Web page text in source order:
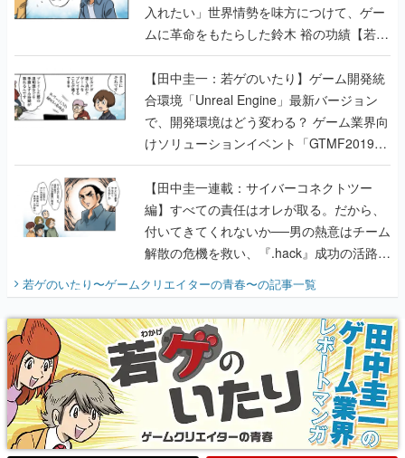
入れたい」世界情勢を味方につけて、ゲー
ムに革命をもたらした鈴木 裕の功績【若ゲ
のいたり】
【田中圭一：若ゲのいたり】ゲーム開発統
合環境「Unreal Engine」最新バージョン
で、開発環境はどう変わる？ ゲーム業界向
けソリューションイベント「GTMF2019」
に行って、より理解を深めよう【PR】
【田中圭一連載：サイバーコネクトツー
編】すべての責任はオレが取る。だから、
付いてきてくれないか──男の熱意はチーム
解散の危機を救い、『.hack』成功の活路を
『少年ジャンプ』色だった【若ゲのいた
り】
若ゲのいたり〜ゲームクリエイターの青春〜の記事一覧